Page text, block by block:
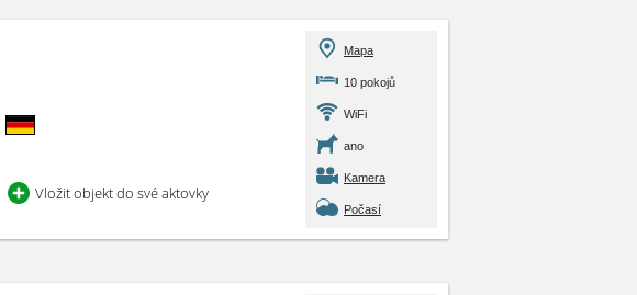
Vložit objekt do své aktovky
Mapa
10 pokojů
WiFi
ano
Kamera
Počasí